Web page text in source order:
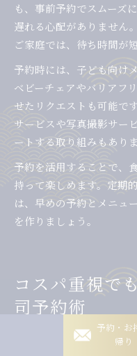
も、事前予約でスムーズ
遅れる心配がありません
ご家庭では、待ち時間が
予約時には、子ども向け
ベビーチェアやバリアフ
せたリクエストも可能で
サービスや写真撮影サー
ートする取り組みもありま
予約を活用することで、
持って楽しめます。定期
は、早めの予約とメニュ
を作りましょう。
コスパ重視で
司予約術
予約・お
帰り
岡崎稲熊店